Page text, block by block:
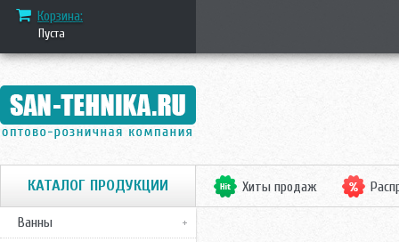
Корзина:
Пуста
КАТАЛОГ ПРОДУКЦИИ
Ванны
Хиты продаж